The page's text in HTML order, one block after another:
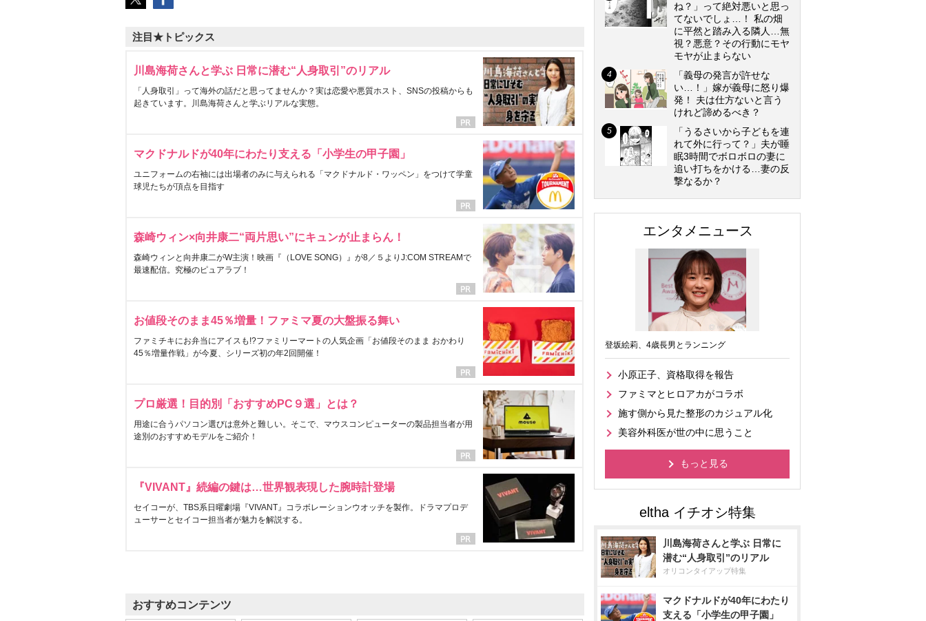
注目★トピックス
川島海荷さんと学ぶ 日常に潜む“人身取引”のリアル
「人身取引」って海外の話だと思ってませんか？実は恋愛や悪質ホスト、SNSの投稿からも
起きています。川島海荷さんと学ぶリアルな実態。
マクドナルドが40年にわたり支える「小学生の甲子園」
ユニフォームの右袖には出場者のみに与えられる「マクドナルド・ワッペン」をつけて学童
球児たちが頂点を目指す
森崎ウィン×向井康二“両片思い”にキュンが止まらん！
森崎ウィンと向井康二がW主演！映画『（LOVE SONG）』が8／５よりJ:COM STREAMで
最速配信。究極のピュアラブ！
お値段そのまま45％増量！ファミマ夏の大盤振る舞い
ファミチキにお弁当にアイスも!?ファミリーマートの人気企画「お値段そのまま おかわり
45％増量作戦」が今夏、シリーズ初の年2回開催！
プロ厳選！目的別「おすすめPC９選」とは？
用途に合うパソコン選びは意外と難しい。そこで、マウスコンピューターの製品担当者が用
途別のおすすめモデルをご紹介！
『VIVANT』続編の鍵は…世界観表現した腕時計登場
セイコーが、TBS系日曜劇場『VIVANT』コラボレーションウオッチを製作。ドラマプロデ
ューサーとセイコー担当者が魅力を解説する。
おすすめコンテンツ
ね？」って絶対悪いと思っ
てないでしょ…！ 私の畑
に平然と踏み入る隣人…無
視？悪意？その行動にモヤ
モヤが止まらない
「義母の発言が許せな
い…！」嫁が義母に怒り爆
発！ 夫は仕方ないと言う
けれど諦めるべき？
「うるさいから子どもを連
れて外に行って？」夫が睡
眠3時間でボロボロの妻に
追い打ちをかける…妻の反
撃なるか？
エンタメニュース
登坂絵莉、4歳長男とランニング
小原正子、資格取得を報告
ファミマとヒロアカがコラボ
施す側から見た整形のカジュアル化
美容外科医が世の中に思うこと
もっと見る
川島海荷さんと学ぶ 日常に
潜む“人身取引”のリアル
オリコンタイアップ特集
マクドナルドが40年にわたり
支える「小学生の甲子園」